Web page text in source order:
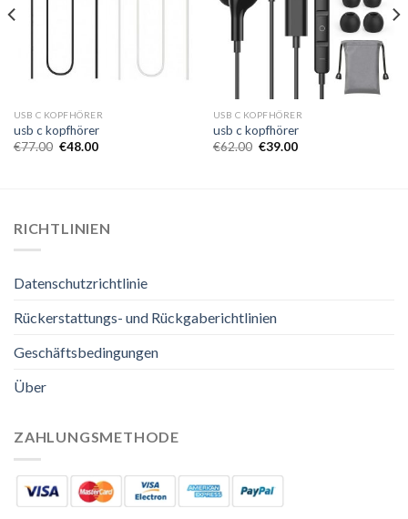
USB C KOPFHÖRER
usb c kopfhörer
€77.00 €48.00
USB C KOPFHÖRER
usb c kopfhörer
€62.00 €39.00
RICHTLINIEN
Datenschutzrichtlinie
Rückerstattungs- und Rückgaberichtlinien
Geschäftsbedingungen
Über
ZAHLUNGSMETHODE